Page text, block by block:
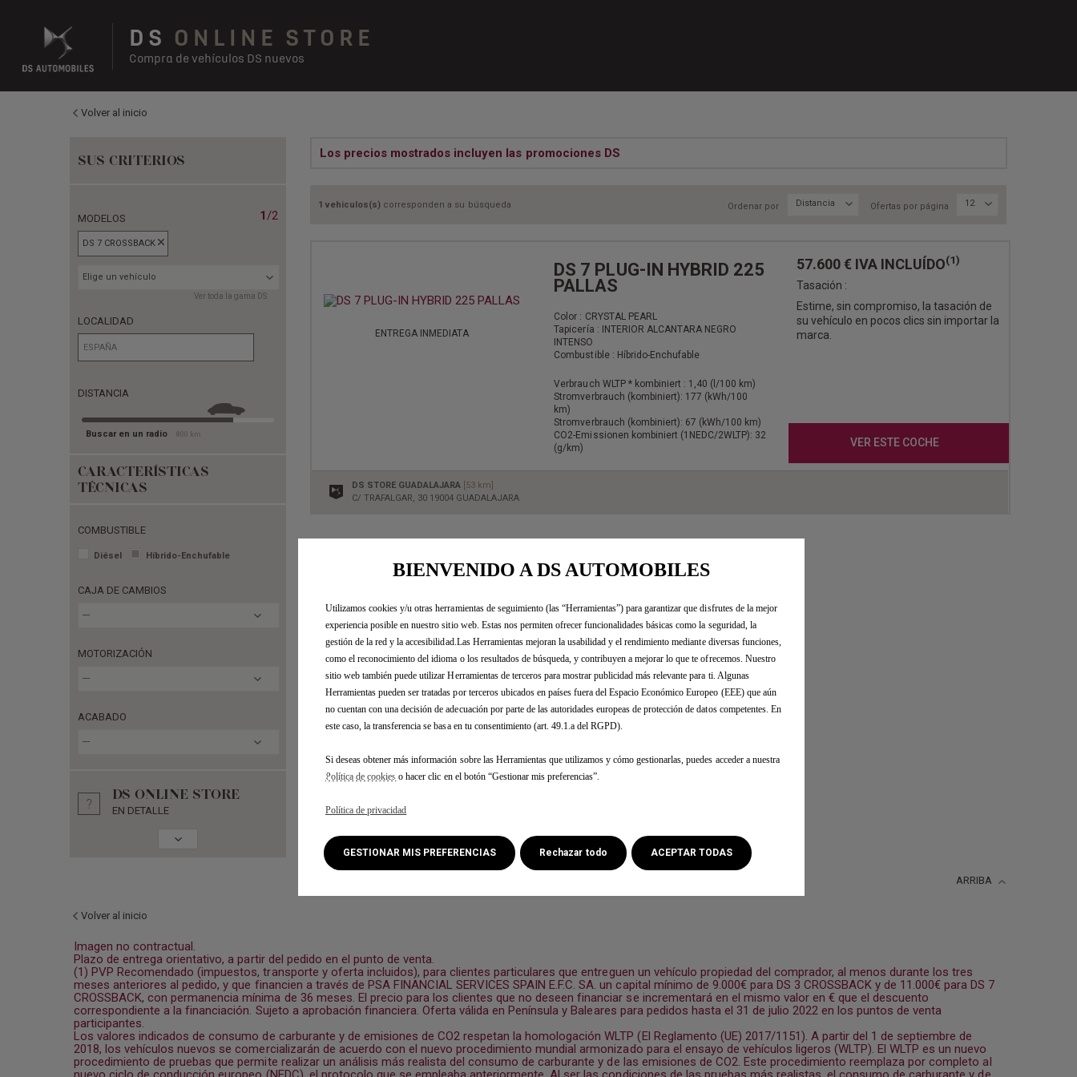
DS ONLINE STORE
Compra de vehículos DS nuevos
Volver al inicio
SUS CRITERIOS
MODELOS 1/2
DS 7 CROSSBACK
Elige un vehículo
Ver toda la gama DS
LOCALIDAD
DISTANCIA
Buscar en un radio km
CARACTERÍSTICAS
TÉCNICAS
COMBUSTIBLE
Diésel Híbrido-Enchufable
CAJA DE CAMBIOS
---
MOTORIZACIÓN
---
ACABADO
---
DS ONLINE STORE
EN DETALLE
Los precios mostrados incluyen las promociones DS
1 vehiculos(s) corresponden a su búsqueda Ordenar por Distancia Ofertas por página 12
ENTREGA INMEDIATA
DS 7 PLUG-IN HYBRID 225
PALLAS
Color : CRYSTAL PEARL
Tapicería : INTERIOR ALCANTARA NEGRO
INTENSO
Combustible : Híbrido-Enchufable
Verbrauch WLTP * kombiniert : 1,40 (l/100 km)
Stromverbrauch (kombiniert): 177 (kWh/100
km)
Stromverbrauch (kombiniert): 67 (kWh/100 km)
CO2-Emissionen kombiniert (1NEDC/2WLTP): 32
(g/km)
57.600 € IVA INCLUÍDO(1)
Tasación :
Estime, sin compromiso, la tasación de
su vehículo en pocos clics sin importar la
marca.
VER ESTE COCHE
DS STORE GUADALAJARA [53 km]
C/ TRAFALGAR, 30 19004 GUADALAJARA
ARRIBA
Volver al inicio
Imagen no contractual.
Plazo de entrega orientativo, a partir del pedido en el punto de venta.
(1) PVP Recomendado (impuestos, transporte y oferta incluidos), para clientes particulares que entreguen un vehículo propiedad del comprador, al menos durante los tres
meses anteriores al pedido, y que financien a través de PSA FINANCIAL SERVICES SPAIN E.F.C. SA. un capital mínimo de 9.000€ para DS 3 CROSSBACK y de 11.000€ para DS 7
CROSSBACK, con permanencia mínima de 36 meses. El precio para los clientes que no deseen financiar se incrementará en el mismo valor en € que el descuento
correspondiente a la financiación. Sujeto a aprobación financiera. Oferta válida en Península y Baleares para pedidos hasta el 31 de julio 2022 en los puntos de venta
participantes.
Los valores indicados de consumo de carburante y de emisiones de CO2 respetan la homologación WLTP (El Reglamento (UE) 2017/1151). A partir del 1 de septiembre de
2018, los vehículos nuevos se comercializarán de acuerdo con el nuevo procedimiento mundial armonizado para el ensayo de vehículos ligeros (WLTP). El WLTP es un nuevo
procedimiento de pruebas que permite realizar un análisis más realista del consumo de carburante y de las emisiones de CO2. Este procedimiento reemplaza por completo al
BIENVENIDO A DS AUTOMOBILES
Utilizamos cookies y/u otras herramientas de seguimiento (las “Herramientas”) para garantizar que disfrutes de la mejor
experiencia posible en nuestro sitio web. Estas nos permiten ofrecer funcionalidades básicas como la seguridad, la
gestión de la red y la accesibilidad.Las Herramientas mejoran la usabilidad y el rendimiento mediante diversas funciones,
como el reconocimiento del idioma o los resultados de búsqueda, y contribuyen a mejorar lo que te ofrecemos. Nuestro
sitio web también puede utilizar Herramientas de terceros para mostrar publicidad más relevante para ti. Algunas
Herramientas pueden ser tratadas por terceros ubicados en países fuera del Espacio Económico Europeo (EEE) que aún
no cuentan con una decisión de adecuación por parte de las autoridades europeas de protección de datos competentes. En
este caso, la transferencia se basa en tu consentimiento (art. 49.1.a del RGPD).
Si deseas obtener más información sobre las Herramientas que utilizamos y cómo gestionarlas, puedes acceder a nuestra
Política de cookies o hacer clic en el botón “Gestionar mis preferencias”.
Política de privacidad
GESTIONAR MIS PREFERENCIAS ACEPTAR TODAS
Rechazar todo